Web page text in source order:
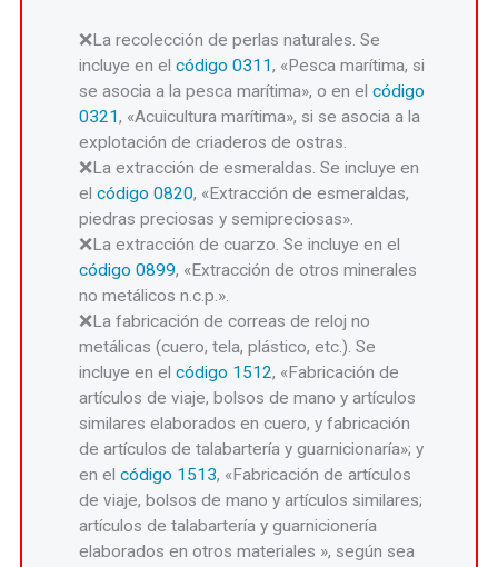
La recolección de perlas naturales. Se
incluye en elcódigo 0311, «Pesca marítima, si
se asocia a la pesca marítima», o en elcódigo
0321, «Acuicultura marítima», si se asocia a la
explotación de criaderos de ostras.
La extracción de esmeraldas. Se incluye en
elcódigo 0820, «Extracción de esmeraldas,
piedras preciosas y semipreciosas».
La extracción de cuarzo. Se incluye en el
código 0899, «Extracción de otros minerales
no metálicos n.c.p.».
La fabricación de correas de reloj no
metálicas (cuero, tela, plástico, etc.). Se
incluye en elcódigo 1512, «Fabricación de
artículos de viaje, bolsos de mano y artículos
similares elaborados en cuero, y fabricación
de artículos de talabartería y guarnicionaría»; y
en elcódigo 1513, «Fabricación de artículos
de viaje, bolsos de mano y artículos similares;
artículos de talabartería y guarnicionería
elaborados en otros materiales », según sea